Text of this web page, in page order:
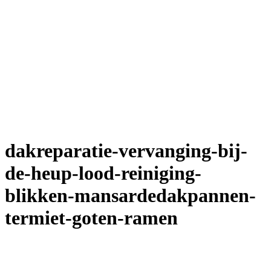
dakreparatie-vervanging-bij-
de-heup-lood-reiniging-
blikken-mansardedakpannen-
termiet-goten-ramen